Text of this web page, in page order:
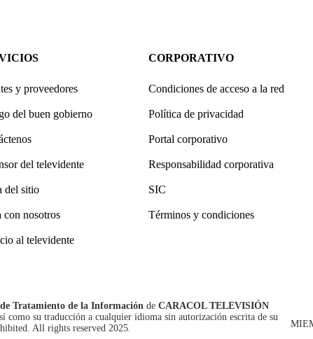
y proveedores
del buen gobierno
del televidente
del sitio
con nosotros
al televidente
CORPORATIVO
Condiciones de acceso a la red
Política de privacidad
Portal corporativo
Responsabilidad corporativa
SIC
Términos y condiciones
Tratamiento de la Información de CARACOL TELEVISIÓN
como su traducción a cualquier idioma sin autorización escrita de su
All rights reserved 2025.